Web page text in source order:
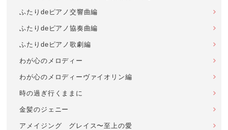
ふたりdeピアノ交響曲編
ふたりdeピアノ協奏曲編
ふたりdeピアノ歌劇編
わが心のメロディー
わが心のメロディーヴァイオリン編
時の過ぎ行くままに
金髪のジェニー
アメイジング グレイス〜至上の愛